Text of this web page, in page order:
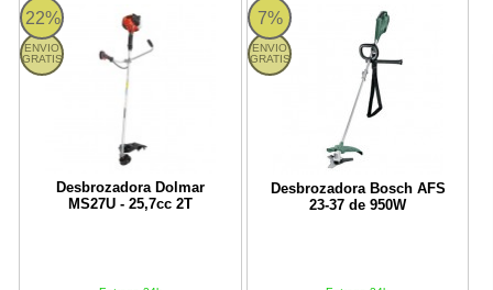
22%
ENVIO
GRATIS
Desbrozadora Dolmar
MS27U - 25,7cc 2T
Desbrozadora Dolmar MS27U - 25,7cc 2T
7%
ENVIO
GRATIS
Desbrozadora Bosch AFS
23-37 de 950W
Desbrozadora Bosch AFS 23-37